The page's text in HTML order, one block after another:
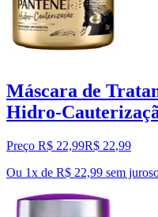
Máscara de
Hidro-
Preço R$ 22,99R$ 22,99
Ou 1x de R$ 22,99 sem juros